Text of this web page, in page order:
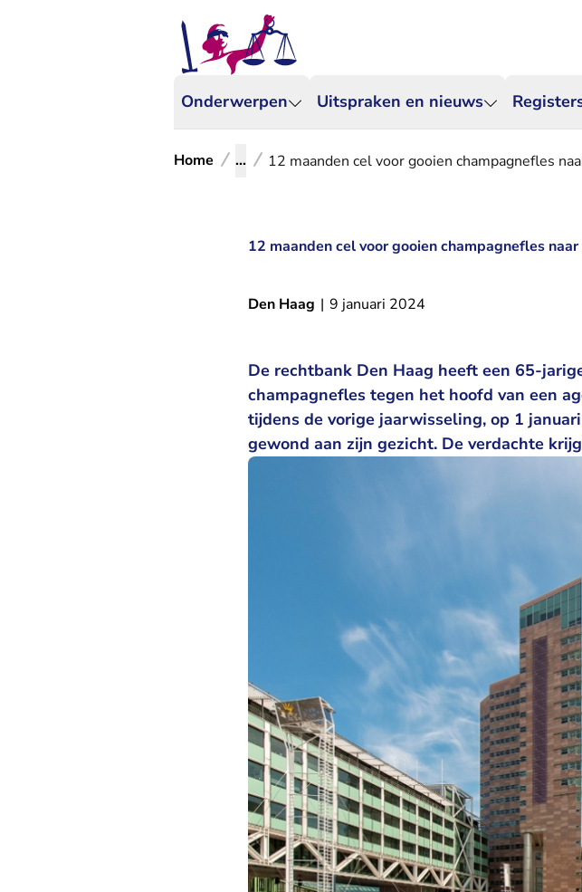
Onderwerpen Uitspraken en nieuws
Home ... 12 maanden cel voor gooien champagnefles
12 maanden cel voor gooien champagnefles
Den Haag | 9 januari 2024
De rechtbank Den Haag heeft een 65-
champagnefles tegen het hoofd van een
tijdens de vorige jaarwisseling, op 1
gewond aan zijn gezicht. De verdachte